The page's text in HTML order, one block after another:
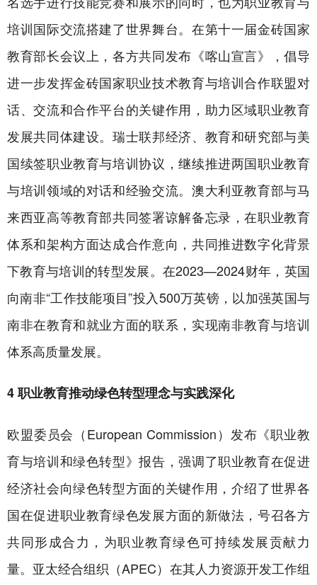
培训国际交流搭建了世界舞台。在第十一届金砖国家
教育部长会议上，各方共同发布《喀山宣言》，倡导
进一步发挥金砖国家职业技术教育与培训合作联盟对
话、交流和合作平台的关键作用，助力区域职业教育
发展共同体建设。瑞士联邦经济、教育和研究部与美
国续签职业教育与培训协议，继续推进两国职业教育
与培训领域的对话和经验交流。澳大利亚教育部与马
来西亚高等教育部共同签署谅解备忘录，在职业教育
体系和架构方面达成合作意向，共同推进数字化背景
下教育与培训的转型发展。在2023—2024财年，英国
向南非“工作技能项目”投入500万英镑，以加强英国与
南非在教育和就业方面的联系，实现南非教育与培训
体系高质量发展。
4 职业教育推动绿色转型理念与实践深化
欧盟委员会（European Commission）发布《职业教
育与培训和绿色转型》报告，强调了职业教育在促进
经济社会向绿色转型方面的关键作用，介绍了世界各
国在促进职业教育绿色发展方面的新做法，号召各方
共同形成合力，为职业教育绿色可持续发展贡献力
量。亚太经合组织（APEC）在其人力资源开发工作组